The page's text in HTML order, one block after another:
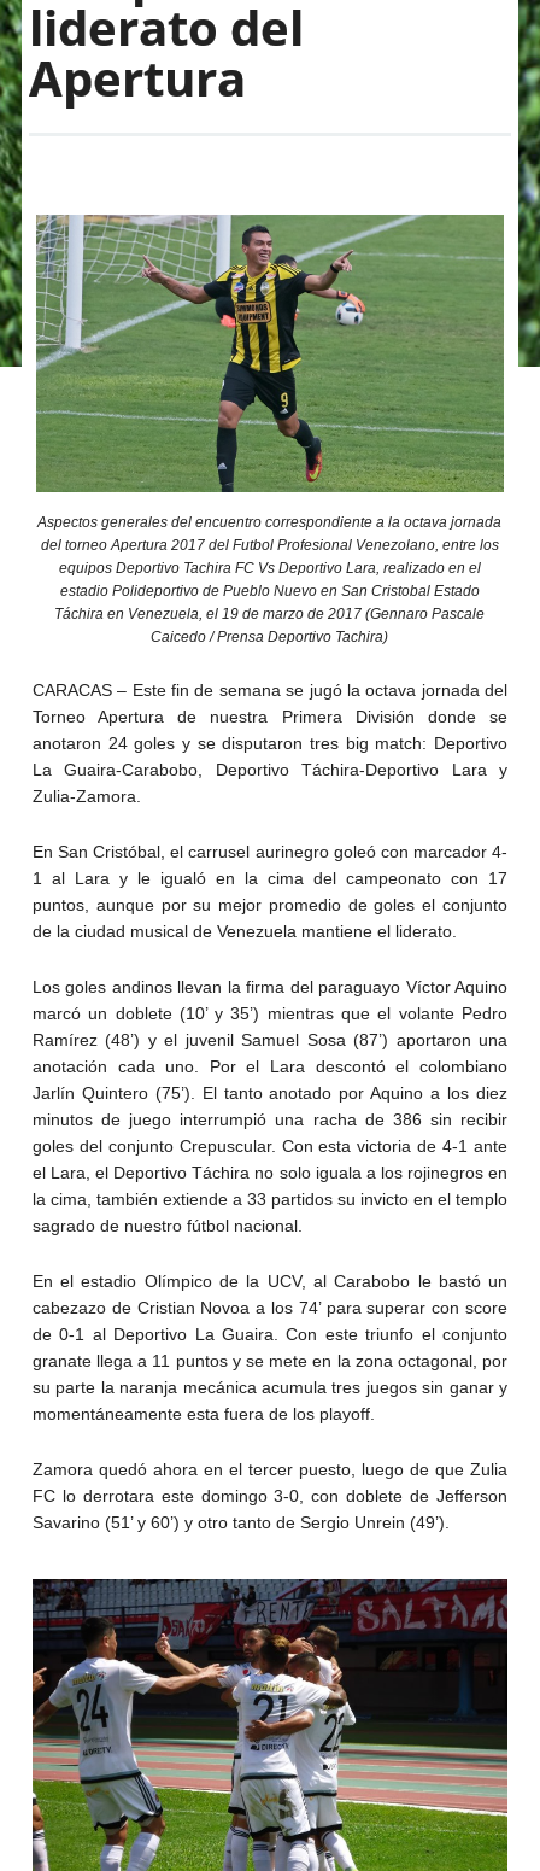
liderato del
Apertura
Aspectos generales del encuentro correspondiente a la octava jornada
del torneo Apertura 2017 del Futbol Profesional Venezolano, entre los
equipos Deportivo Tachira FC Vs Deportivo Lara, realizado en el
estadio Polideportivo de Pueblo Nuevo en San Cristobal Estado
Táchira en Venezuela, el 19 de marzo de 2017 (Gennaro Pascale
Caicedo / Prensa Deportivo Tachira)
CARACAS – Este fin de semana se jugó la octava jornada del
Torneo Apertura de nuestra Primera División donde se
anotaron 24 goles y se disputaron tres big match: Deportivo
La Guaira-Carabobo, Deportivo Táchira-Deportivo Lara y
Zulia-Zamora.
En San Cristóbal, el carrusel aurinegro goleó con marcador 4-
1 al Lara y le igualó en la cima del campeonato con 17
puntos, aunque por su mejor promedio de goles el conjunto
de la ciudad musical de Venezuela mantiene el liderato.
Los goles andinos llevan la firma del paraguayo Víctor Aquino
marcó un doblete (10’ y 35’) mientras que el volante Pedro
Ramírez (48’) y el juvenil Samuel Sosa (87’) aportaron una
anotación cada uno. Por el Lara descontó el colombiano
Jarlín Quintero (75’). El tanto anotado por Aquino a los diez
minutos de juego interrumpió una racha de 386 sin recibir
goles del conjunto Crepuscular. Con esta victoria de 4-1 ante
el Lara, el Deportivo Táchira no solo iguala a los rojinegros en
la cima, también extiende a 33 partidos su invicto en el templo
sagrado de nuestro fútbol nacional.
En el estadio Olímpico de la UCV, al Carabobo le bastó un
cabezazo de Cristian Novoa a los 74’ para superar con score
de 0-1 al Deportivo La Guaira. Con este triunfo el conjunto
granate llega a 11 puntos y se mete en la zona octagonal, por
su parte la naranja mecánica acumula tres juegos sin ganar y
momentáneamente esta fuera de los playoff.
Zamora quedó ahora en el tercer puesto, luego de que Zulia
FC lo derrotara este domingo 3-0, con doblete de Jefferson
Savarino (51’ y 60’) y otro tanto de Sergio Unrein (49’).